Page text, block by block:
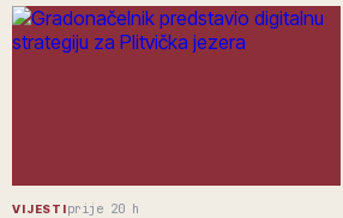
VIJESTIprije 20 h